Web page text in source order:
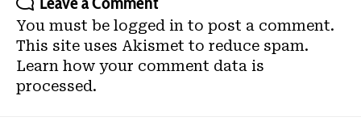
You must be logged in to post a comment.
This site uses Akismet to reduce spam.
Learn how your comment data is
processed.